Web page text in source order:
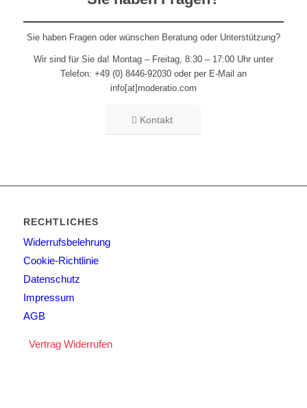
Sie haben Fragen oder wünschen Beratung oder Unterstützung?
Wir sind für Sie da! Montag – Freitag, 8:30 – 17:00 Uhr unter
Telefon: +49 (0) 8446-92030 oder per E-Mail an
info[at]moderatio.com
Kontakt
RECHTLICHES
Widerrufsbelehrung
Cookie-Richtlinie
Datenschutz
Impressum
AGB
Vertrag Widerrufen